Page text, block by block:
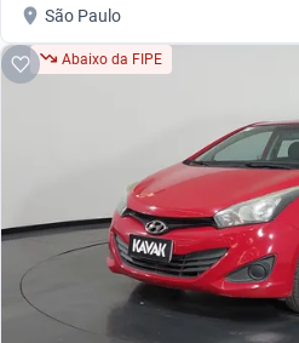
São Paulo
Abaixo da FIPE